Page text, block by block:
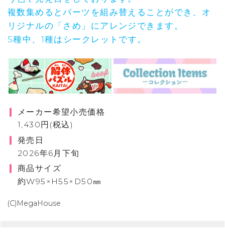
複数集めるとパーツを組み替えることができ、オ
リジナルの「さめ」にアレンジできます。
5種中、1種はシークレットです。
メーカー希望小売価格
1,430円(税込)
発売日
2026年6月下旬
商品サイズ
約W95×H55×D50㎜
(C)MegaHouse